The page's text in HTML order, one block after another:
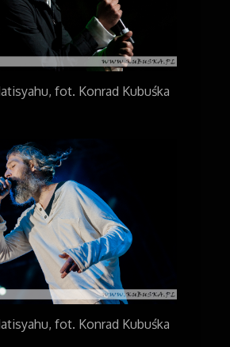
fot. Konrad Kubuśka
fot. Konrad Kubuśka